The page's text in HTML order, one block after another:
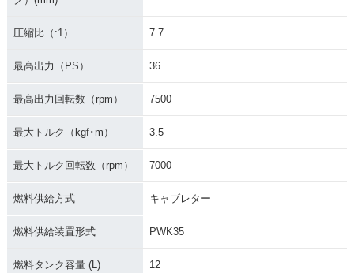
圧縮比（:1） 7.7
最高出力（PS） 36
最高出力回転数（rpm） 7500
最大トルク（kgf･m） 3.5
最大トルク回転数（rpm） 7000
燃料供給方式 キャブレター
燃料供給装置形式 PWK35
燃料タンク容量 (L) 12